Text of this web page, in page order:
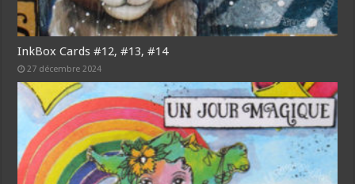
InkBox Cards #12, #13, #14
27 décembre 2024